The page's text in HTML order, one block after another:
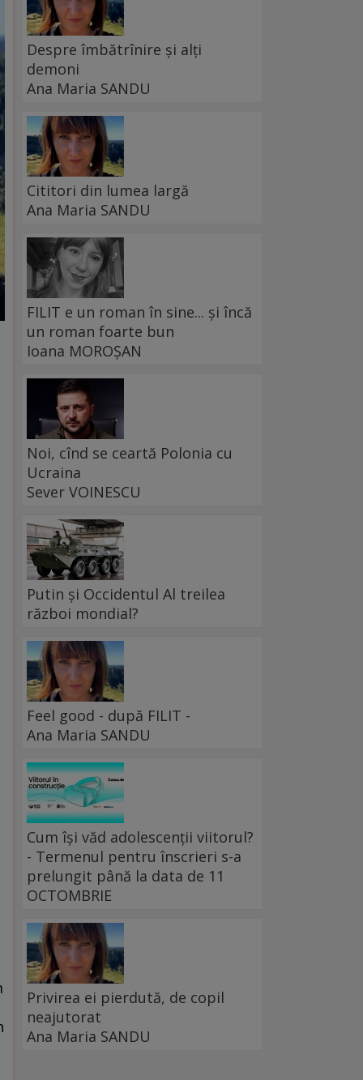
Despre îmbătrînire și alți
demoni
Ana Maria SANDU
Cititori din lumea largă
Ana Maria SANDU
FILIT e un roman în sine... și încă
un roman foarte bun
Ioana MOROȘAN
Noi, cînd se ceartă Polonia cu
Ucraina
Sever VOINESCU
Putin și Occidentul Al treilea
război mondial?
Feel good - după FILIT -
Ana Maria SANDU
Cum își văd adolescenții viitorul?
- Termenul pentru înscrieri s-a
prelungit până la data de 11
OCTOMBRIE
Privirea ei pierdută, de copil
neajutorat
Ana Maria SANDU